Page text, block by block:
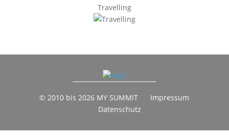
Travelling
© 2010 bis 2026 MY SUMMIT
Impressum
Datenschutz